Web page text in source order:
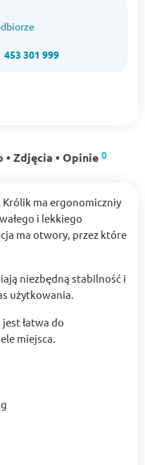
453 301 999
• Zdjęcia • Opinie 0
Królik ma ergonomiczniy
i lekkiego
ma otwory, przez które
niezbędną stabilność i
użytkowania.
łatwa do
miejsca.